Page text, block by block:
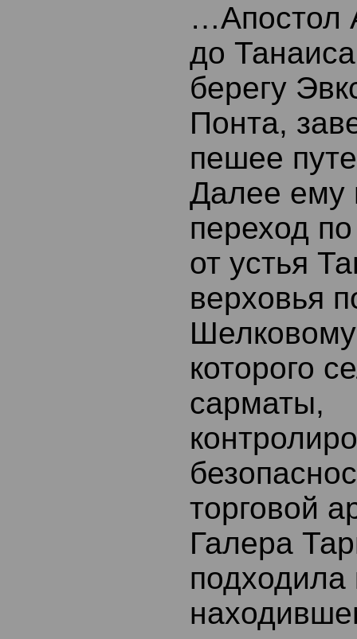
…Апостол
до
берегу
Понта,
пешее
Далее ему
переход
от устья
верховья
которого
сарматы,
торговой
Галера
подходила